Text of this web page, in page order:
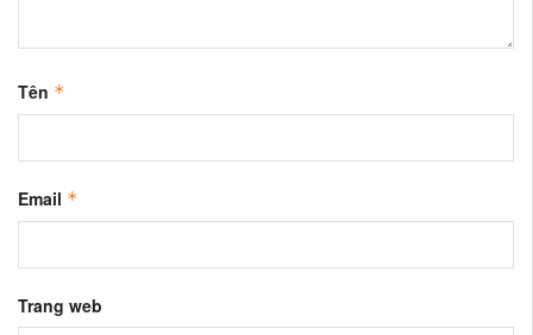
Tên *
Email *
Trang web